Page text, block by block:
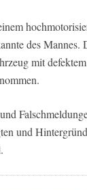
des Mannes.
mit
und